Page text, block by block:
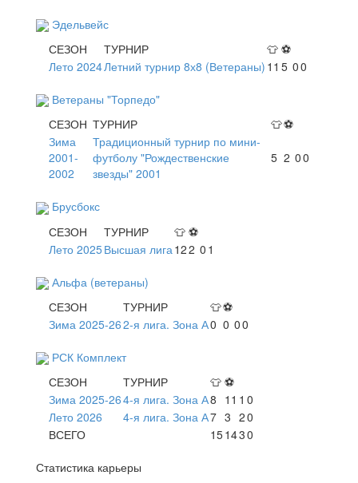
Эдельвейс
СЕЗОН
ТУРНИР 👕 ⚽
Лето 2024Летний турнир 8х8 (Ветераны) 11 5 00
Ветераны "Торпедо"
СЕЗОН ТУРНИР 👕⚽
Зима
2001-
2002
Традиционный турнир по мини-
футболу "Рождественские
звезды" 2001
5 2 00
Брусбокс
СЕЗОН
ТУРНИР 👕 ⚽
Лето 2025Высшая лига 122 0 1
Альфа (ветераны)
СЕЗОН
ТУРНИР 👕⚽
Зима 2025-262-я лига. Зона А0 0 00
РСК Комплект
СЕЗОН
ТУРНИР 👕 ⚽
Зима 2025-264-я лига. Зона А8 11 1 0
Лето 2026
4-я лига. Зона А7 3 20
ВСЕГО
151430
Статистика карьеры